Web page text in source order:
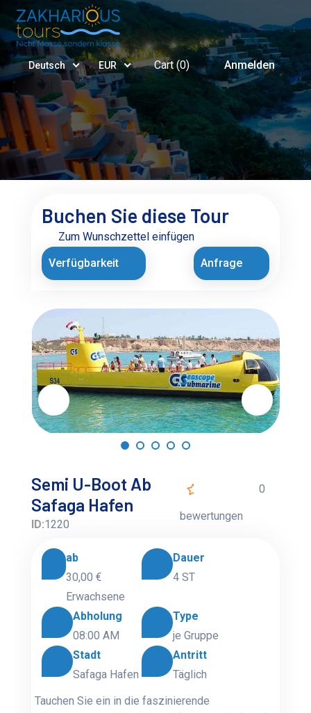
Deutsch EUR Cart (0) Anmelden
Semi U-Boot Ab
Safaga Hafen
ID:1220
0
bewertungen
ab
30,00 €
Erwachsene
Dauer
4 ST
Abholung
08:00 AM
Type
je Gruppe
Stadt
Safaga Hafen
Antritt
Täglich
Tauchen Sie ein in die faszinierende
Buchen Sie diese Tour
Zum Wunschzettel einfügen
Verfügbarkeit
Anfrage